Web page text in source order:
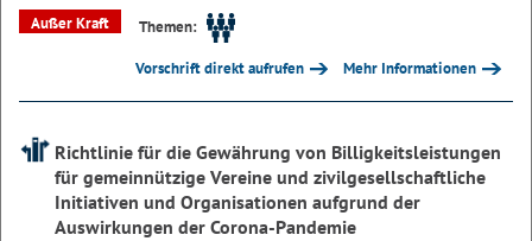
Außer Kraft
Themen:
Vorschrift direkt aufrufen Mehr Informationen
Richtlinie für die Gewährung von Billigkeitsleistungen
für gemeinnützige Vereine und zivilgesellschaftliche
Initiativen und Organisationen aufgrund der
Auswirkungen der Corona-Pandemie